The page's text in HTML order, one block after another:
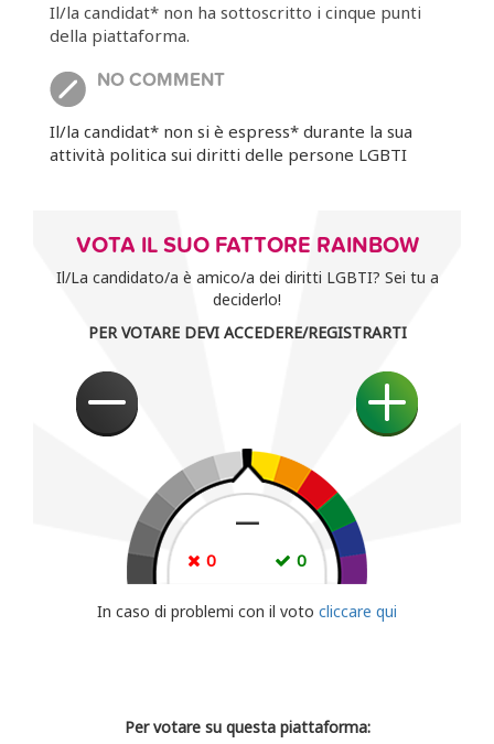
Il/la candidat* non ha sottoscritto i cinque punti
della piattaforma.
NO COMMENT
Il/la candidat* non si è espress* durante la sua
attività politica sui diritti delle persone LGBTI
VOTA IL SUO FATTORE RAINBOW
Il/La candidato/a è amico/a dei diritti LGBTI? Sei tu a
deciderlo!
PER VOTARE DEVI ACCEDERE/REGISTRARTI
—
0 0
CONDIVIDI IL TUO VOTO
In caso di problemi con il voto cliccare qui
Per votare su questa piattaforma: